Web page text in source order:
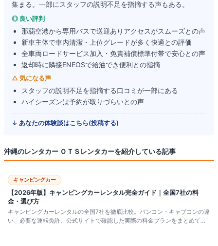
集まる。一部にスタッフの説明不足を指摘する声もある。
◎ 良い評判
那覇空港から専用バスで送迎ありアクセスがスムーズとの声
新車主体で車内清潔・上位グレードが多く快適との評価
全車両ロードサービス加入・免責補償標準付帯で安心との声
返却時に隣接ENEOSで給油でき便利との指摘
△ 気になる声
スタッフの説明不足を指摘する口コミが一部にある
ハイシーズンは予約が取りづらいとの声
↓ あなたの体験談はこちら(投稿する)
沖縄のレンタカー ＯＴＳレンタカーを紹介している記事
キャンピングカー
【2026年版】キャンピングカーレンタル完全ガイド｜全国7社の料
金・選び方
キャンピングカーレンタルの全国7社を徹底比較。バンコン・キャブコンの違
い、必要な運転免許、公式サイトで確認した実際の料金プランをまとめて紹